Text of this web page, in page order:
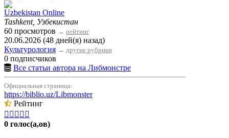
Uzbekistan Online
Tashkent, Узбекистан
60 просмотров → рейтинг
20.06.2026 (48 дней(я) назад)
Культурология → другие рубрики
0 подписчиков
Все статьи автора на Либмонстре
Официальная страница:
https://biblio.uz/Libmonster
Рейтинг
    
0 голос(а,ов)